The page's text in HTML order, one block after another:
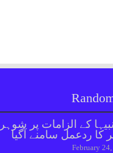
نبیہا کے الزامات پر
کا ردعمل سامنے آگیا
February